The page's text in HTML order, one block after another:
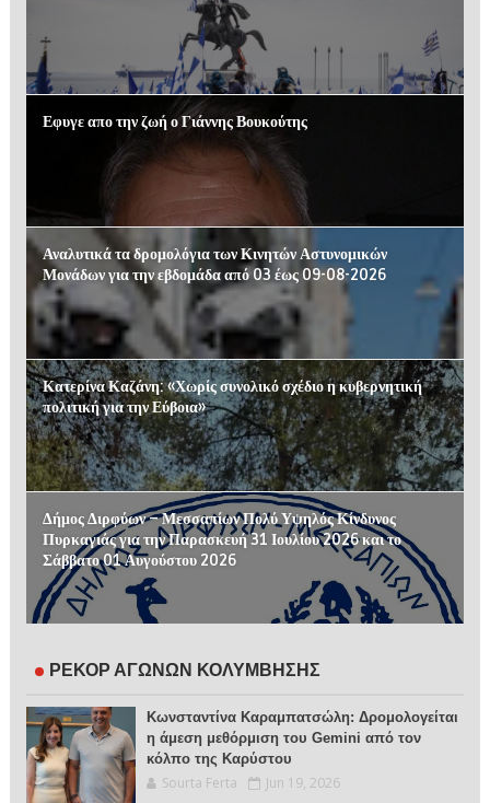
Εφυγε απο την ζωή ο Γιάννης Βουκούτης
Αναλυτικά τα δρομολόγια των Κινητών Αστυνομικών
Μονάδων για την εβδομάδα από 03 έως 09-08-2026
Κατερίνα Καζάνη: «Χωρίς συνολικό σχέδιο η κυβερνητική
πολιτική για την Εύβοια»
Δήμος Διρφύων – Μεσσαπίων Πολύ Υψηλός Κίνδυνος
Πυρκαγιάς για την Παρασκευή 31 Ιουλίου 2026 και το
Σάββατο 01 Αυγούστου 2026
ΡΕΚΟΡ ΑΓΩΝΩΝ ΚΟΛΥΜΒΗΣΗΣ
Κωνσταντίνα Καραμπατσώλη: Δρομολογείται
η άμεση μεθόρμιση του Gemini από τον
κόλπο της Καρύστου
Sourta Ferta Jun 19, 2026